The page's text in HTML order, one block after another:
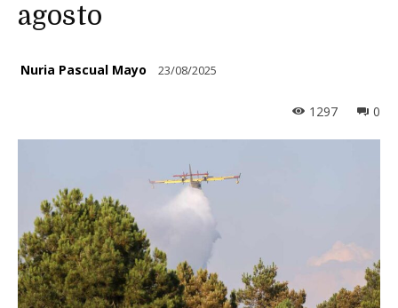
agosto
Nuria Pascual Mayo 23/08/2025
0
1297